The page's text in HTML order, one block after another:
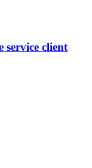
service client